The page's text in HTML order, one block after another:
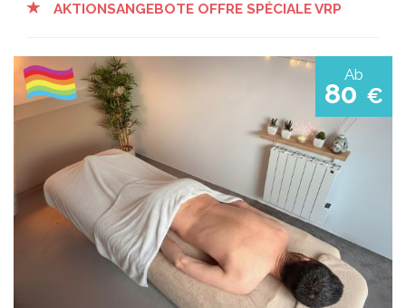
AKTIONSANGEBOTE OFFRE SPÉCIALE VRP
Ab
80 €